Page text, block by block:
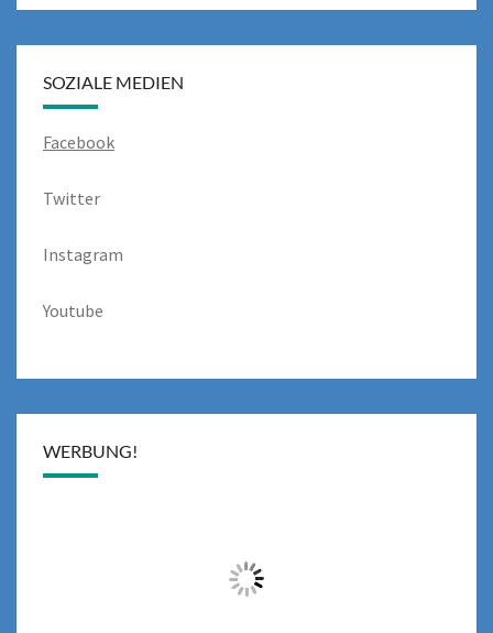
SOZIALE MEDIEN
Facebook
Twitter
Instagram
Youtube
WERBUNG!